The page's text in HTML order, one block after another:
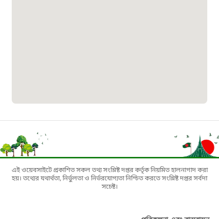
১৬৪৪৫
পাসপোর্ট বাতায়ন হটলাইন
১৬১৭১
এই ওয়েবসাইটে প্রকাশিত সকল তথ্য সংশ্লিষ্ট দপ্তর কর্তৃক নিয়মিত হালনাগাদ করা
হয়। তথ্যের যথার্থতা, নির্ভুলতা ও নির্ভরযোগ্যতা নিশ্চিত করতে সংশ্লিষ্ট দপ্তর সর্বদা
সচেষ্ট।